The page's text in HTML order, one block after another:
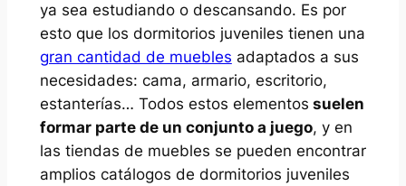
ya sea estudiando o descansando. Es por
esto que los dormitorios juveniles tienen una
gran cantidad de muebles adaptados a sus
necesidades: cama, armario, escritorio,
estanterías… Todos estos elementos suelen
formar parte de un conjunto a juego, y en
las tiendas de muebles se pueden encontrar
amplios catálogos de dormitorios juveniles